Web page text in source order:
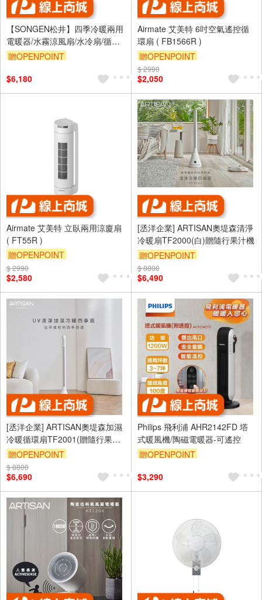
【SONGEN松井】四季冷暖兩用
電暖器/水霧涼風扇/水冷扇/循環
扇(SG-235ACW)
贈OPENPOINT
$6,180
Airmate 艾美特 6吋空氣遙控循
環扇 ( FB1566R )
贈OPENPOINT
$ 2990
$2,050
Airmate 艾美特 立臥兩用涼廈扇
( FT55R )
贈OPENPOINT
$ 2990
$2,580
[丞洋企業] ARTISAN奧堤森清淨
冷暖扇TF2000(白)贈隨行果汁機
贈OPENPOINT
$ 8800
$6,490
[丞洋企業] ARTISAN奧堤森加濕
冷暖循環扇TF2001(贈隨行果汁
機)
贈OPENPOINT
$ 8800
$6,690
Philips 飛利浦 AHR2142FD 塔
式暖風機/陶磁電暖器-可遙控
贈OPENPOINT
$3,290